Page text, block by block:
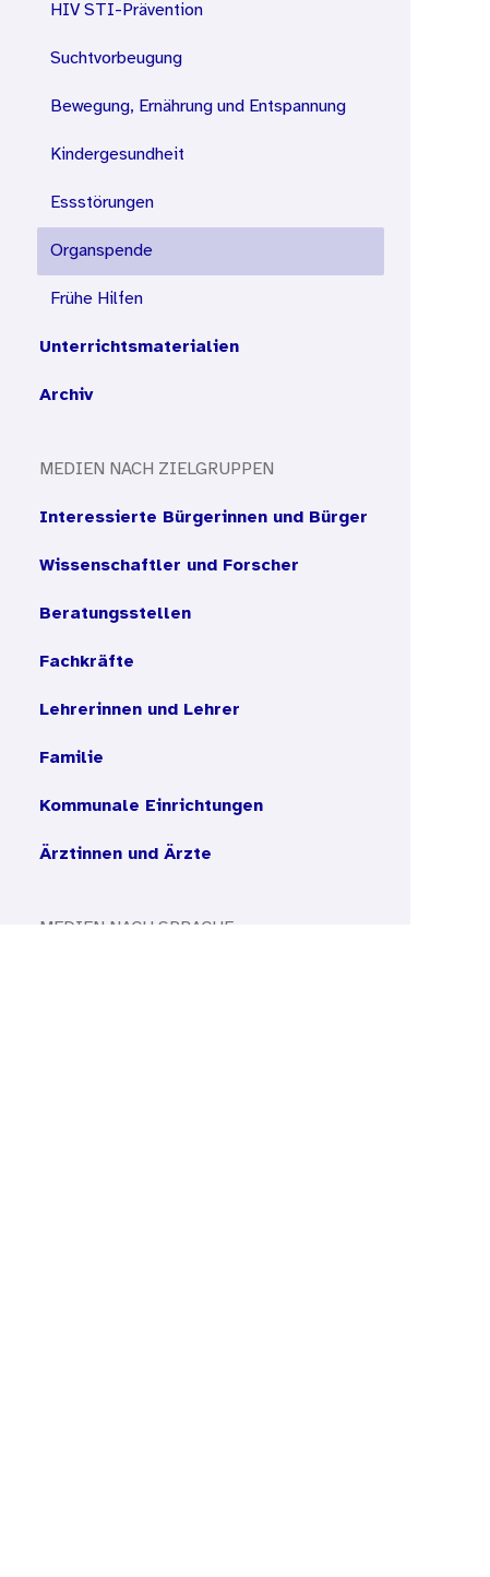
HIV STI-Prävention
Suchtvorbeugung
Bewegung, Ernährung und Entspannung
Kindergesundheit
Essstörungen
Organspende
Frühe Hilfen
Unterrichtsmaterialien
Archiv
MEDIEN NACH ZIELGRUPPEN
Interessierte Bürgerinnen und Bürger
Wissenschaftler und Forscher
Beratungsstellen
Fachkräfte
Lehrerinnen und Lehrer
Familie
Kommunale Einrichtungen
Ärztinnen und Ärzte
MEDIEN NACH SPRACHE